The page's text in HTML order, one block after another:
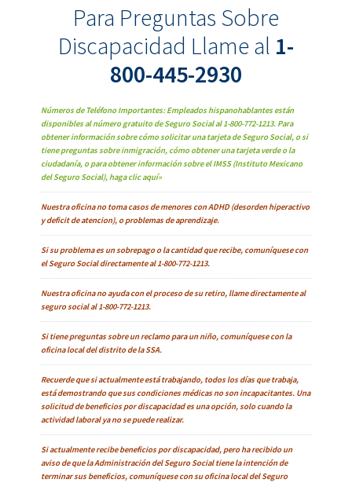
Para Preguntas Sobre
Discapacidad Llame al 1-
800-445-2930
Números de Teléfono Importantes: Empleados hispanohablantes están
disponibles al número gratuito de Seguro Social al 1-800-772-1213. Para
obtener información sobre cómo solicitar una tarjeta de Seguro Social, o si
tiene preguntas sobre inmigración, cómo obtener una tarjeta verde o la
ciudadanía, o para obtener información sobre el IMSS (Instituto Mexicano
del Seguro Social), haga clic aquí»
Nuestra oficina no toma casos de menores con ADHD (desorden hiperactivo
y deficit de atencion), o problemas de aprendizaje.
Si su problema es un sobrepago o la cantidad que recibe, comuníquese con
el Seguro Social directamente al 1-800-772-1213.
Nuestra oficina no ayuda con el proceso de su retiro, llame directamente al
seguro social al 1-800-772-1213.
Si tiene preguntas sobre un reclamo para un niño, comuníquese con la
oficina local del distrito de la SSA.
Recuerde que si actualmente está trabajando, todos los días que trabaja,
está demostrando que sus condiciones médicas no son incapacitantes. Una
solicitud de beneficios por discapacidad es una opción, solo cuando la
actividad laboral ya no se puede realizar.
Si actualmente recibe beneficios por discapacidad, pero ha recibido un
aviso de que la Administración del Seguro Social tiene la intención de
terminar sus beneficios, comuníquese con su oficina local del Seguro